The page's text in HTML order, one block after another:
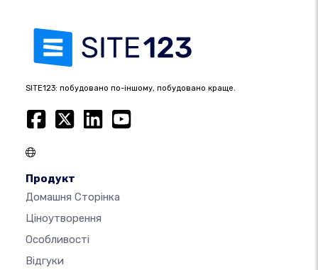
SITE123: побудовано по-іншому, побудовано краще.
Продукт
Домашня Сторінка
Ціноутворення
Особливості
Відгуки